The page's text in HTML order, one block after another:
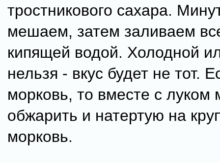
тростникового сахара.
мешаем, затем заливаем
кипящей водой. Холодной
нельзя - вкус будет не тот.
морковь, то вместе с луком
обжарить и натертую на
морковь.